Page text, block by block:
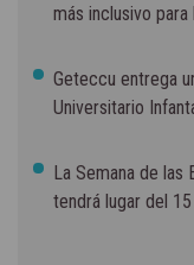
más inclusivo
Geteccu entrega
Universitario
La Semana de las
tendrá lugar del